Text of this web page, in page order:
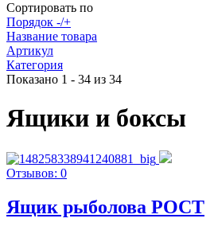
Сортировать по
Порядок -/+
Название товара
Артикул
Категория
Показано 1 - 34 из 34
Ящики и боксы
Отзывов: 0
Ящик рыболова РОСТ